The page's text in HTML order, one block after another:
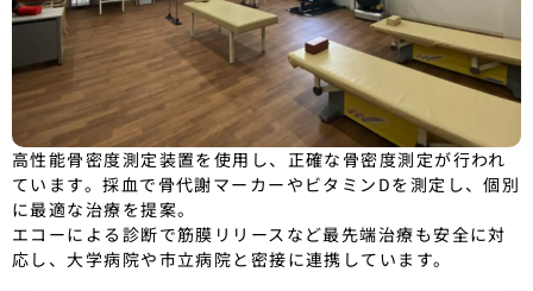
高性能骨密度測定装置を使用し、正確な骨密度測定が行われ
ています。採血で骨代謝マーカーやビタミンDを測定し、個別
に最適な治療を提案。
エコーによる診断で筋膜リリースなど最先端治療も安全に対
応し、大学病院や市立病院と密接に連携しています。